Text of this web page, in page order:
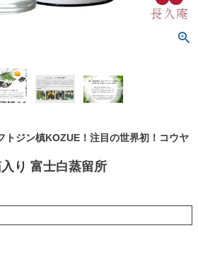
トジン槙KOZUE！注目の世界初！コウヤ
り 富士白蒸留所